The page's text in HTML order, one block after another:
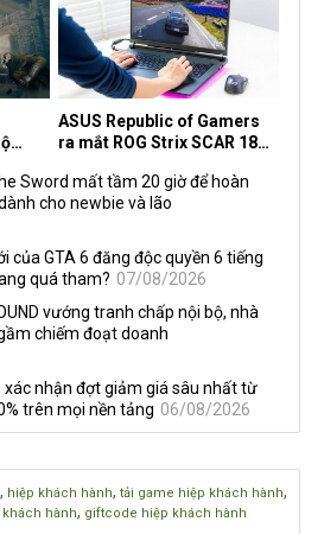
ASUS Republic of Gamers
ra mắt ROG Strix SCAR 18
Sword mất tầm 20 giờ để hoàn
cho newbie và lão
của GTA 6 đăng độc quyền 6 tiếng
quá tham? 07/08/2026
vướng tranh chấp nội bộ, nhà
chiếm đoạt doanh
xác nhận đợt giảm giá sâu nhất từ
trên mọi nền tảng 06/08/2026
, hiệp khách hành, tải game hiệp khách hành,
hành, giftcode hiệp khách hành